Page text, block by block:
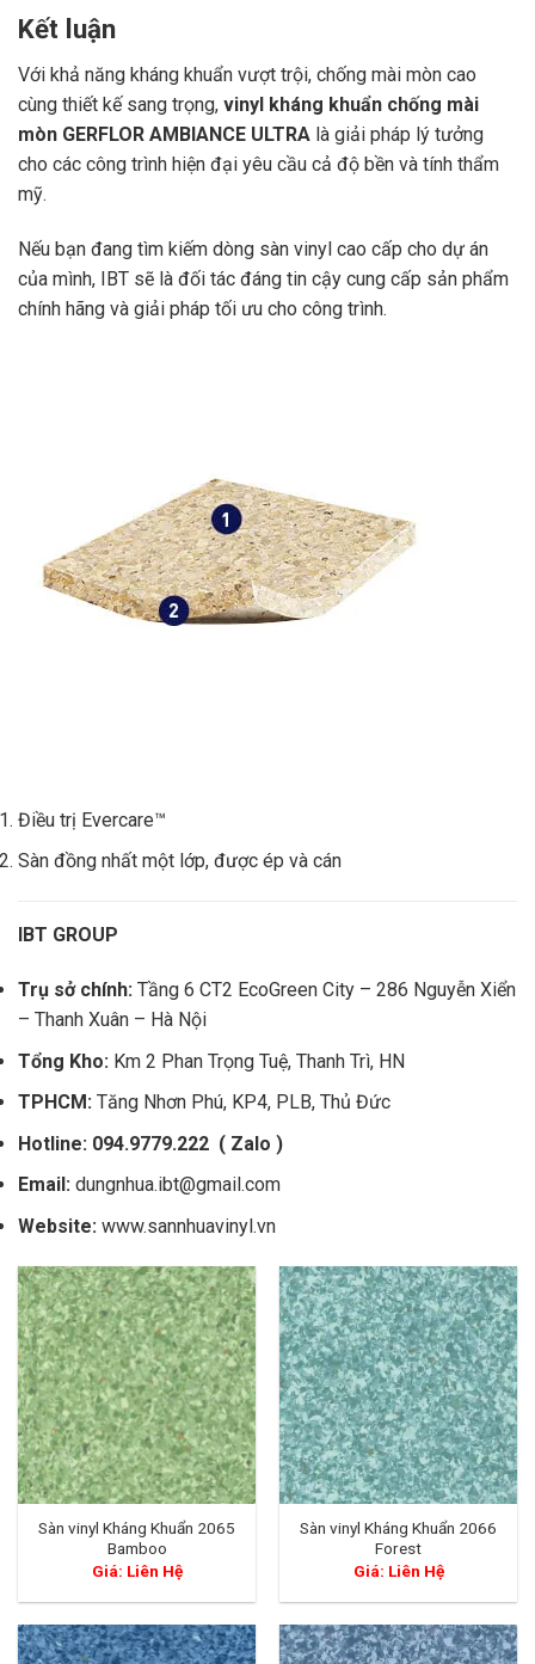
Kết luận
Với khả năng kháng khuẩn vượt trội, chống mài mòn cao
cùng thiết kế sang trọng, vinyl kháng khuẩn chống mài
mòn GERFLOR AMBIANCE ULTRA là giải pháp lý tưởng
cho các công trình hiện đại yêu cầu cả độ bền và tính thẩm
mỹ.
Nếu bạn đang tìm kiếm dòng sàn vinyl cao cấp cho dự án
của mình, IBT sẽ là đối tác đáng tin cậy cung cấp sản phẩm
chính hãng và giải pháp tối ưu cho công trình.
Điều trị Evercare™
Sàn đồng nhất một lớp, được ép và cán
IBT GROUP
Trụ sở chính: Tầng 6 CT2 EcoGreen City – 286 Nguyễn Xiển
– Thanh Xuân – Hà Nội
Tổng Kho: Km 2 Phan Trọng Tuệ, Thanh Trì, HN
TPHCM: Tăng Nhơn Phú, KP4, PLB, Thủ Đức
Hotline: 094.9779.222 ( Zalo )
Email: dungnhua.ibt@gmail.com
Website: www.sannhuavinyl.vn
Sàn vinyl Kháng Khuẩn 2065
Bamboo
Giá: Liên Hệ
Sàn vinyl Kháng Khuẩn 2066
Forest
Giá: Liên Hệ